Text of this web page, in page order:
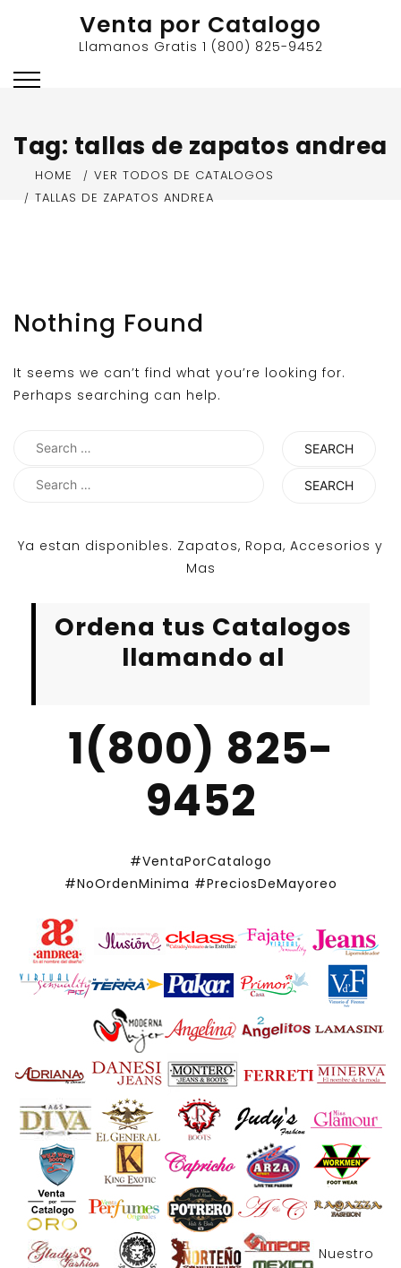
Venta por Catalogo
Llamanos Gratis 1 (800) 825-9452
Tag: tallas de zapatos andrea
HOME
VER TODOS DE CATALOGOS
TALLAS DE ZAPATOS ANDREA
Nothing Found
It seems we can’t find what you’re looking for.
Perhaps searching can help.
Search
Search
Ya estan disponibles. Zapatos, Ropa, Accesorios y
Mas
Ordena tus Catalogos
llamando al
1(800) 825-
9452
#VentaPorCatalogo
#NoOrdenMinima #PreciosDeMayoreo
Nuestro